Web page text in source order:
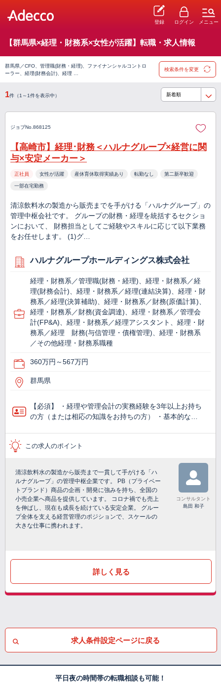
登録 ログイン メニュー
【群馬県×経理・財務系×女性が活躍】転職・求人情報
群馬県／CFO、管理職(財務・経理)、ファイナンシャルコントロ
ーラー、経理(財務会計)、経理 …
検索条件を変更
1件（1～1件を表示中）
ジョブNo.868125
【高崎市】経理･財務＜ハルナグループ×経営に関
与×安定メーカー＞
正社員 女性が活躍 産休育休取得実績あり 転勤なし 第二新卒歓迎
一部在宅勤務
清涼飲料水の製造から販売までを手がける「ハルナグループ」の
管理中枢会社です。 グループの財務・経理を統括するセクショ
ンにおいて、 財務担当としてご経験やスキルに応じて以下業務
をお任せします。 (1)グ…
ハルナグループホールディングス株式会社
経理・財務系／管理職(財務・経理)、経理・財務系／経
理(財務会計)、経理・財務系／経理(連結決算)、経理・財
務系／経理(決算補助)、経理・財務系／財務(原価計算)、
経理・財務系／財務(資金調達)、経理・財務系／管理会
計(FP&A)、経理・財務系／経理アシスタント、経理・財
務系／経理 財務(与信管理・債権管理)、経理・財務系
／その他経理・財務系職種
360万円～567万円
群馬県
【必須】 ・経理や管理会計の実務経験を3年以上お持ち
の方（または相応の知識をお持ちの方） ・基本的な…
この求人のポイント
清涼飲料水の製造から販売まで一貫して手がける「ハ
ルナグループ」の管理中枢企業です。 PB（プライベー
トブランド）商品の企画・開発に強みを持ち、全国の
小売企業へ商品を提供しています。 コロナ禍でも売上
を伸ばし、現在も成長を続けている安定企業。 グルー
プ全体を支える経営管理のポジションで、スケールの
大きな仕事に携われます。
コンサルタント
島田 和子
詳しく見る
求人条件設定ページに戻る
平日夜の時間帯の転職相談も可能！